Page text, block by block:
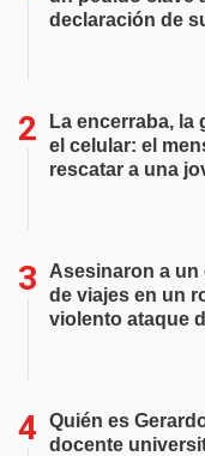
declaración de
La encerraba, la
el celular: el
rescatar a una
Asesinaron a un
de viajes en un
violento ataque
Quién es
docente